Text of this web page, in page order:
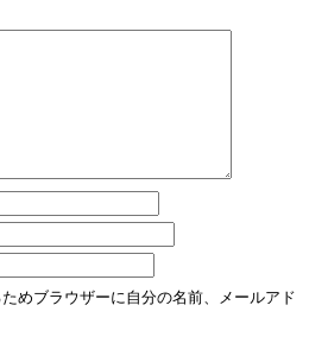
めブラウザーに自分の名前、メールアド